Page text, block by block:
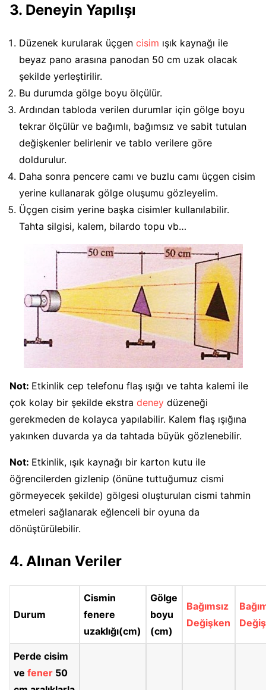
3. Deneyin Yapılışı
Düzenek kurularak üçgen cisim ışık kaynağı ile
beyaz pano arasına panodan 50 cm uzak olacak
şekilde yerleştirilir.
Bu durumda gölge boyu ölçülür.
Ardından tabloda verilen durumlar için gölge boyu
tekrar ölçülür ve bağımlı, bağımsız ve sabit tutulan
değişkenler belirlenir ve tablo verilere göre
doldurulur.
Daha sonra pencere camı ve buzlu camı üçgen cisim
yerine kullanarak gölge oluşumu gözleyelim.
Üçgen cisim yerine başka cisimler kullanılabilir.
Tahta silgisi, kalem, bilardo topu vb…
Not: Etkinlik cep telefonu flaş ışığı ve tahta kalemi ile
çok kolay bir şekilde ekstra deney düzeneği
gerekmeden de kolayca yapılabilir. Kalem flaş ışığına
yakınken duvarda ya da tahtada büyük gözlenebilir.
Not: Etkinlik, ışık kaynağı bir karton kutu ile
öğrencilerden gizlenip (önüne tuttuğumuz cismi
görmeyecek şekilde) gölgesi oluşturulan cismi tahmin
etmeleri sağlanarak eğlenceli bir oyuna da
dönüştürülebilir.
4. Alınan Veriler
Durum
Cismin
fenere
uzaklığı(cm)
Gölge
boyu
(cm)
Bağımsız
Değişken
Perde cisim
vefener 50